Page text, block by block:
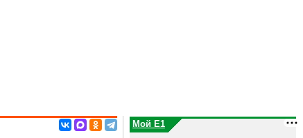
Мой E1